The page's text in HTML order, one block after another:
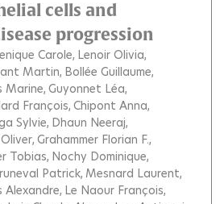
cells and
progression
Carole Lenoir Olivia
Martin Bollée Guillaume
Marine Guyonnet Léa
François Chipont Anna
Sylvie Dhaun Neeraj
Grahammer Florian F.
Tobias Nochy Dominique
Patrick Mesnard Laurent
Alexandre Le Naour François